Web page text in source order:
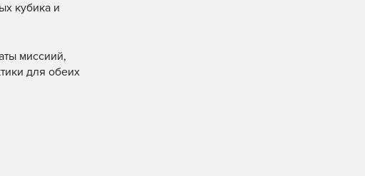
кубика и
миссиий,
для обеих